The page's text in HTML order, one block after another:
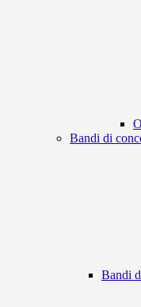
Bandi di
Bandi